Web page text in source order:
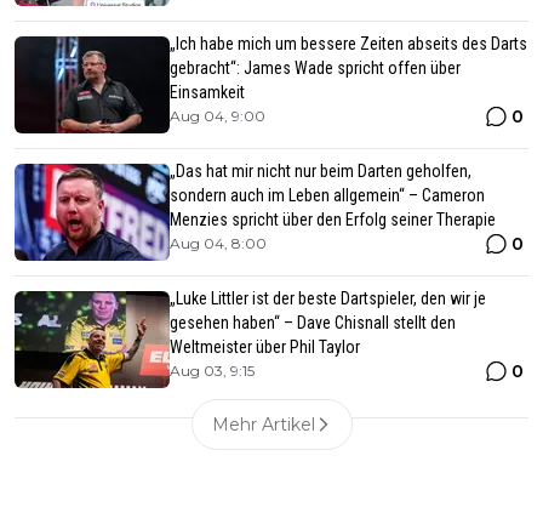
„Ich habe mich um bessere Zeiten abseits des Darts
gebracht“: James Wade spricht offen über
Einsamkeit
Aug 04, 9:00 0
„Das hat mir nicht nur beim Darten geholfen,
sondern auch im Leben allgemein“ – Cameron
Menzies spricht über den Erfolg seiner Therapie
Aug 04, 8:00 0
„Luke Littler ist der beste Dartspieler, den wir je
gesehen haben“ – Dave Chisnall stellt den
Weltmeister über Phil Taylor
Aug 03, 9:15 0
Mehr Artikel